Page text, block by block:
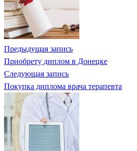
Предыдущая запись
Приобрету диплом в Донецке
Следующая запись
Покупка диплома врача терапевта